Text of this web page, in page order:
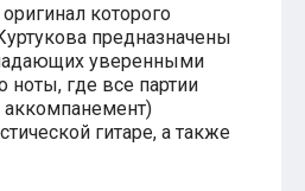
которого
предназначены
уверенными
где все партии
аккомпанемент)
гитаре, а также